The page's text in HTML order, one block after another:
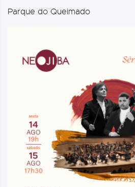
Parque do Queimado